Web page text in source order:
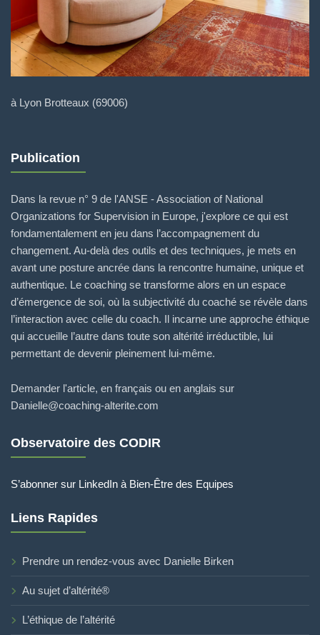
à Lyon Brotteaux (69006)
Publication
Dans la revue n° 9 de l'ANSE - Association of National
Organizations for Supervision in Europe, j'explore ce qui est
fondamentalement en jeu dans l’accompagnement du
changement. Au-delà des outils et des techniques, je mets en
avant une posture ancrée dans la rencontre humaine, unique et
authentique. Le coaching se transforme alors en un espace
d’émergence de soi, où la subjectivité du coaché se révèle dans
l’interaction avec celle du coach. Il incarne une approche éthique
qui accueille l’autre dans toute son altérité irréductible, lui
permettant de devenir pleinement lui-même.
Demander l'article, en français ou en anglais sur
Danielle@coaching-alterite.com
Observatoire des CODIR
S’abonner sur LinkedIn à Bien-Être des Equipes
Liens Rapides
Prendre un rendez-vous avec Danielle Birken
Au sujet d’altérité®
L’éthique de l’altérité